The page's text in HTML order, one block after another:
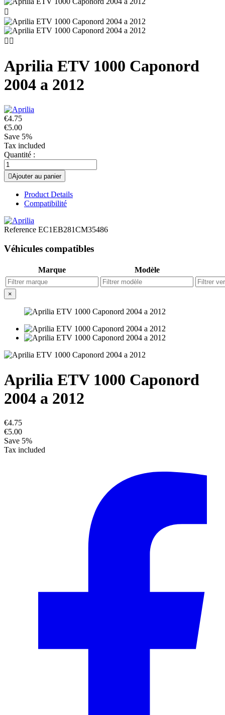

 
Aprilia ETV 1000 Caponord
2004 a 2012
€4.75
€5.00
Save 5%
Tax included
Quantité :
Ajouter au panier
Product Details
Compatibilité
Reference EC1EB281CM35486
Véhicules compatibles
Marque Modèle
×
Aprilia ETV 1000 Caponord
2004 a 2012
€4.75
€5.00
Save 5%
Tax included